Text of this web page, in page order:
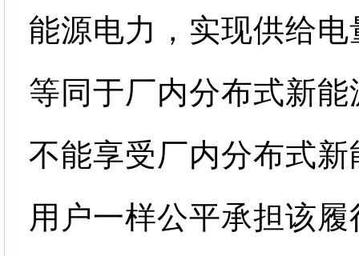
能源电力，实现供给
等同于厂内分布式新
不能享受厂内分布式
用户一样公平承担该